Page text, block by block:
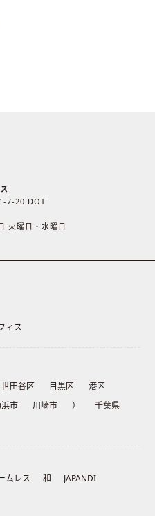
7-20 DOT
火曜日・水曜日
ィス
世田谷区 目黒区
港区
市 川崎市 ）
千葉県
ムレス 和
JAPANDI